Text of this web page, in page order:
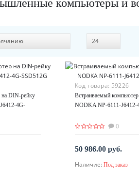
компьютеры и
на DIN-рейку
4G-
Код товара: 59226
Встраиваемый
NODKA NP-6111-J6412-
0
50 986.00 руб.
По запросу
Наличие: Под заказ